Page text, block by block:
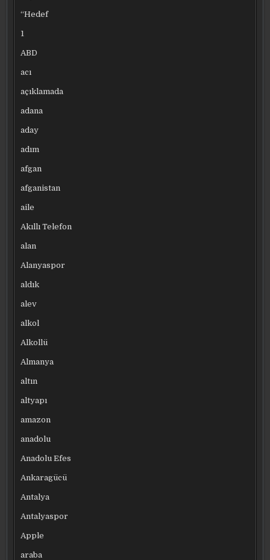
“Hedef
1
ABD
acı
açıklamada
adana
aday
adım
afgan
afganistan
aile
Akıllı Telefon
alan
Alanyaspor
aldık
alev
alkol
Alkollü
Almanya
altın
altyapı
amazon
anadolu
Anadolu Efes
Ankaragücü
Antalya
Antalyaspor
Apple
araba